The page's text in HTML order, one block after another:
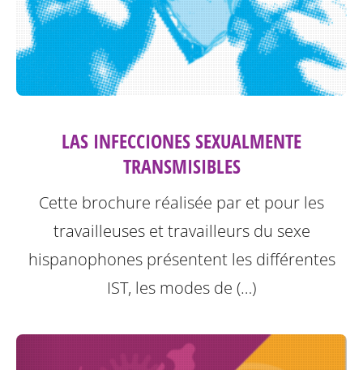
LAS INFECCIONES SEXUALMENTE
TRANSMISIBLES
Cette brochure réalisée par et pour les
travailleuses et travailleurs du sexe
hispanophones présentent les différentes
IST, les modes de (…)